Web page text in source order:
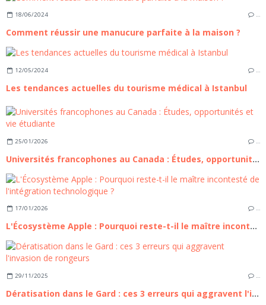
18/06/2024 …
Comment réussir une manucure parfaite à la maison ?
12/05/2024 …
Les tendances actuelles du tourisme médical à Istanbul
25/01/2026 …
Universités francophones au Canada : Études, opportunités et vie étudiante
17/01/2026 …
L'Écosystème Apple : Pourquoi reste-t-il le maître incontesté de l'intégration technologique ?
29/11/2025 …
Dératisation dans le Gard : ces 3 erreurs qui aggravent l'invasion de rongeurs